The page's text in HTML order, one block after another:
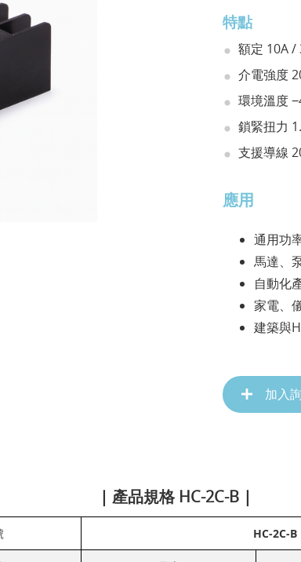
特點
額定 10A /
介電強度
環境溫度
鎖緊扭力
支援導線
應用
通用功
馬達、
自動化
家電、
建築與
加入
| 產品規格 HC-2C-B |
HC-2C-B